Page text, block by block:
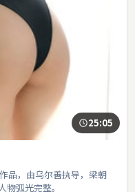
25:05
品，由乌尔善执导，梁朝
弧光完整。